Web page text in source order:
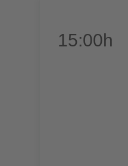
15:00h